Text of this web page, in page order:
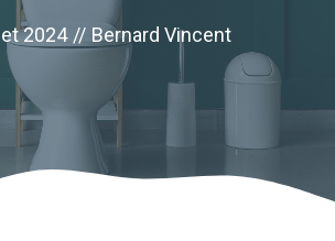
2024 // Bernard Vincent